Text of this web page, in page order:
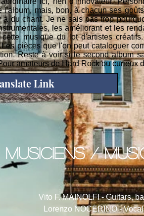
mais, bon, à chacun ses
du chant. Je ne sais pas trop
les améliorant et les
musique du lot d'artistes
pièces que l'on peut cataloguer
Reste à voir si le second album
amateurs de Hard Rock ou curieux
Link
Vito F. MAINOLFI - Guitars,
Lorenzo NOCERINO -
musiciens /